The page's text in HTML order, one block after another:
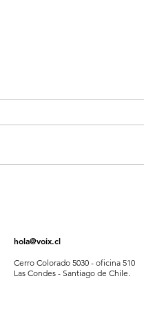
hola@voix.cl
Cerro Colorado 5030 - oficina 510
Las Condes - Santiago de Chile.